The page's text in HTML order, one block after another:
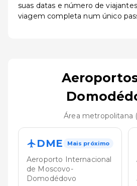
suas datas e número de
viagem completa num único
Área metropolitana
DME Mais próximo
Aeroporto Internacional
de Moscovo-
Domodédovo